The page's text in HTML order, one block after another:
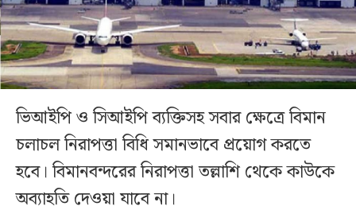
ভিআইপি ও সিআইপি ব্যক্তিসহ সবার ক্ষেত্রে বিমান
চলাচল নিরাপত্তা বিধি সমানভাবে প্রয়োগ করতে
হবে। বিমানবন্দরের নিরাপত্তা তল্লাশি থেকে কাউকে
অব্যাহতি দেওয়া যাবে না।